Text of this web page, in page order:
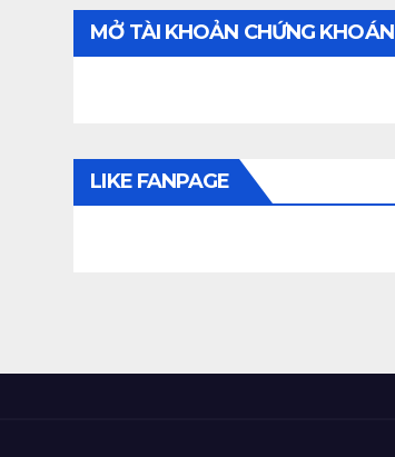
MỞ TÀI KHOẢN CHỨNG KHOÁN
LIKE FANPAGE